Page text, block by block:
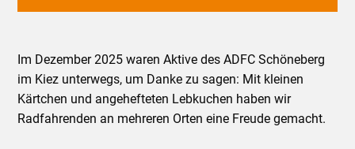
Im Dezember 2025 waren Aktive des ADFC Schöneberg
im Kiez unterwegs, um Danke zu sagen: Mit kleinen
Kärtchen und angehefteten Lebkuchen haben wir
Radfahrenden an mehreren Orten eine Freude gemacht.